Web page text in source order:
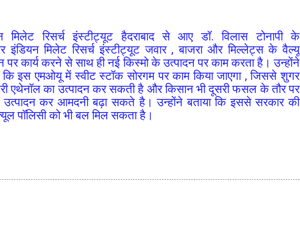
मिलेट रिसर्च इंस्टीट्यूट हैदराबाद से आए डॉ. विलास टोनापी के
इंडियन मिलेट रिसर्च इंस्टीट्यूट जवार , बाजरा और मिल्लेट्स के वैल्यू
पर कार्य करने से साथ ही नई किस्मो के उत्पादन पर काम करता है। उन्होंने
कि इस एमओयू में स्वीट स्टॉक सोरगम पर काम किया जाएगा , जिससे शुगर
एथेनॉल का उत्पादन कर सकती है और किसान भी दूसरी फसल के तौर पर
कर आमदनी बढ़ा सकते है। उन्होंने बताया कि इससे सरकार की
पॉलिसी को भी बल मिल सकता है।